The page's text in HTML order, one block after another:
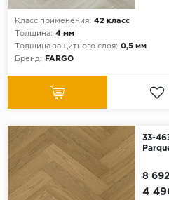
Класс применения: 42 класс
Толщина: 4 мм
Толщина защитного слоя: 0,5 мм
Бренд:
FARGO
33-
4
8